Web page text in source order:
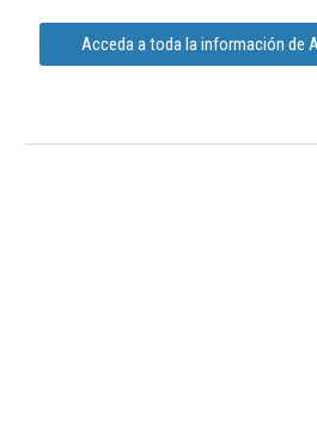
Acceda a toda la información de